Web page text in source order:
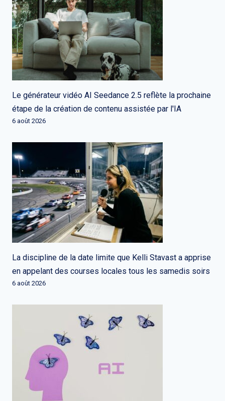
Le générateur vidéo AI Seedance 2.5 reflète la prochaine
étape de la création de contenu assistée par l'IA
6 août 2026
La discipline de la date limite que Kelli Stavast a apprise
en appelant des courses locales tous les samedis soirs
6 août 2026